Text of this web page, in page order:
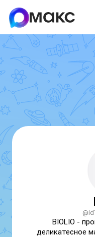
BIOLIO -
деликатесное